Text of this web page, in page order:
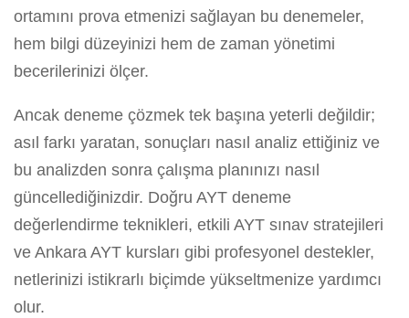
ortamını prova etmenizi sağlayan bu denemeler,
hem bilgi düzeyinizi hem de zaman yönetimi
becerilerinizi ölçer.
Ancak deneme çözmek tek başına yeterli değildir;
asıl farkı yaratan, sonuçları nasıl analiz ettiğiniz ve
bu analizden sonra çalışma planınızı nasıl
güncellediğinizdir. Doğru AYT deneme
değerlendirme teknikleri, etkili AYT sınav stratejileri
ve Ankara AYT kursları gibi profesyonel destekler,
netlerinizi istikrarlı biçimde yükseltmenize yardımcı
olur.